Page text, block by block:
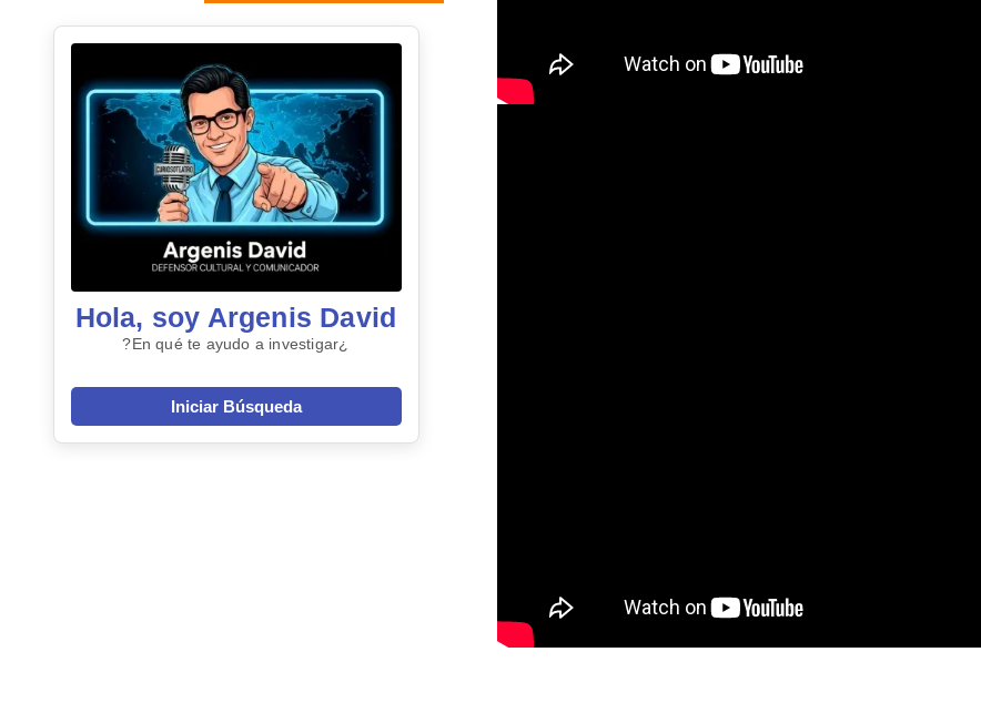
Hola, soy Argenis David
¿En qué te ayudo a investigar?
Iniciar Búsqueda